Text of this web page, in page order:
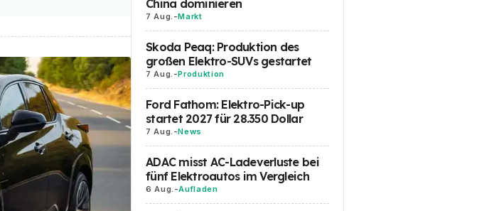
China dominieren
7 Aug. -Markt
Skoda Peaq: Produktion des
großen Elektro-SUVs gestartet
7 Aug. -Produktion
Ford Fathom: Elektro-Pick-up
startet 2027 für 28.350 Dollar
7 Aug. -News
ADAC misst AC-Ladeverluste bei
fünf Elektroautos im Vergleich
6 Aug. -Aufladen